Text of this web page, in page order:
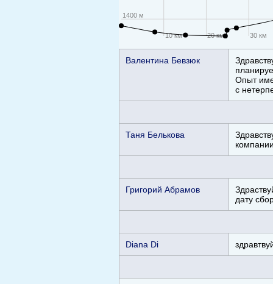
1400 м
10 км 20 км 30 км
Валентина Бевзюк
Опыт
с
Таня Белькова
Григорий Абрамов
дату
Diana Di